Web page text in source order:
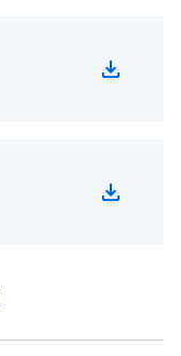
download
download